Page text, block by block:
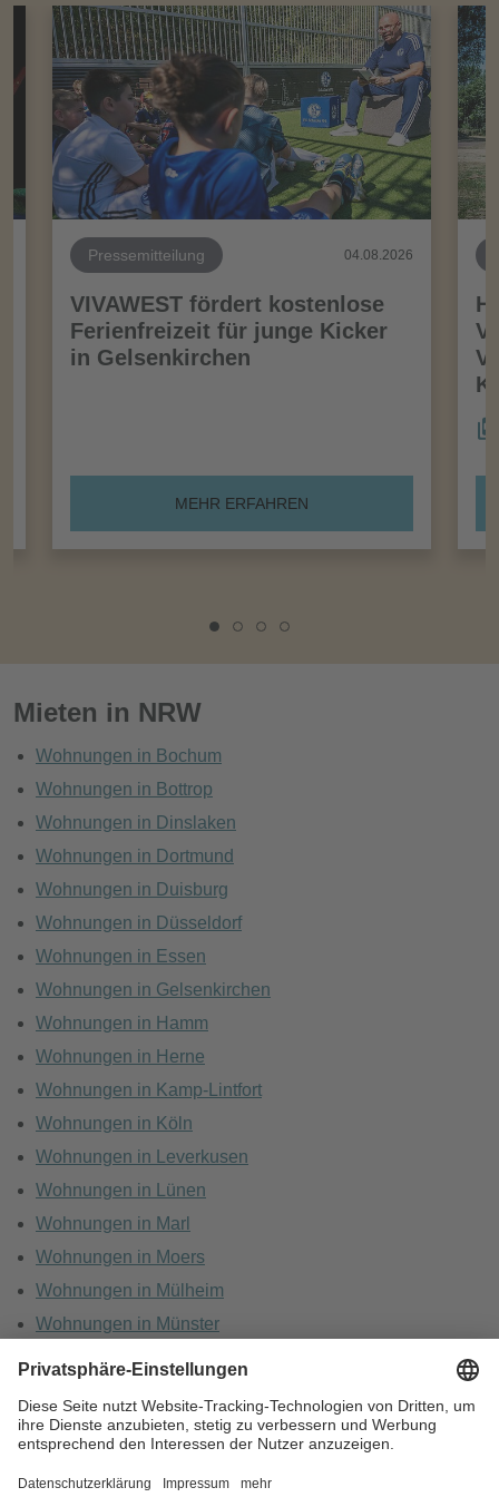
Pressemitteilung 04.08.2026
VIVAWEST fördert kostenlose
Ferienfreizeit für junge Kicker
in Gelsenkirchen
MEHR ERFAHREN
Mieten in NRW
Wohnungen in Bochum
Wohnungen in Bottrop
Wohnungen in Dinslaken
Wohnungen in Dortmund
Wohnungen in Duisburg
Wohnungen in Düsseldorf
Wohnungen in Essen
Wohnungen in Gelsenkirchen
Wohnungen in Hamm
Wohnungen in Herne
Wohnungen in Kamp-Lintfort
Wohnungen in Köln
Wohnungen in Leverkusen
Wohnungen in Lünen
Wohnungen in Marl
Wohnungen in Moers
Wohnungen in Mülheim
Wohnungen in Münster
HOME KARRIERE